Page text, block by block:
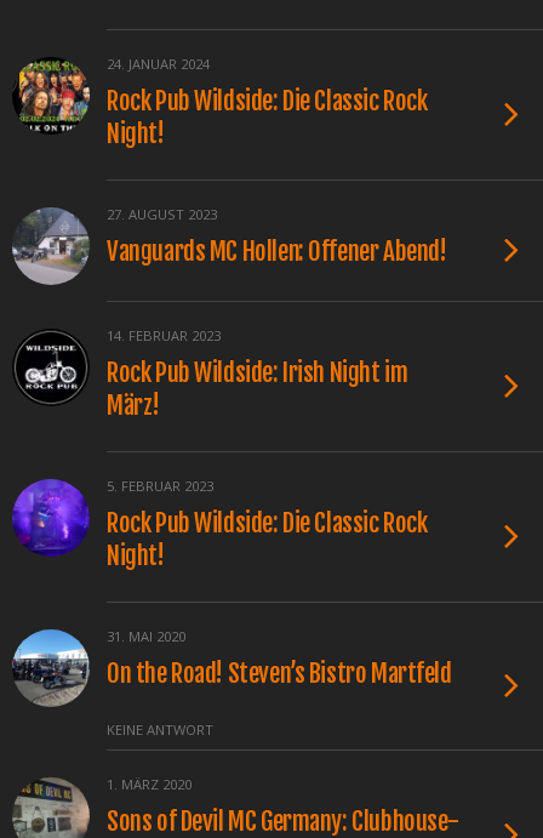
24. JANUAR 2024
Rock Pub Wildside: Die Classic Rock
Night!
27. AUGUST 2023
Vanguards MC Hollen: Offener Abend!
14. FEBRUAR 2023
Rock Pub Wildside: Irish Night im
März!
5. FEBRUAR 2023
Rock Pub Wildside: Die Classic Rock
Night!
31. MAI 2020
On the Road! Steven’s Bistro Martfeld
KEINE ANTWORT
1. MÄRZ 2020
Sons of Devil MC Germany: Clubhouse-